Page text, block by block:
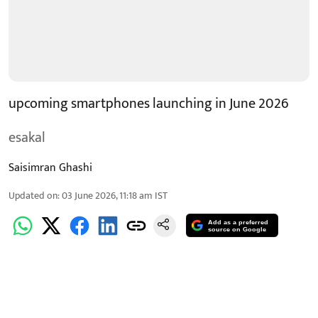
upcoming smartphones launching in June 2026
esakal
Saisimran Ghashi
Updated on:03 June 2026, 11:18 am IST
Add as a preferred
source on Google